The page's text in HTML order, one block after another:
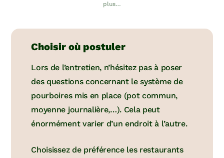
plus…
Choisir où postuler
Lors de l’entretien, n’hésitez pas à poser
des questions concernant le système de
pourboires mis en place (pot commun,
moyenne journalière,…). Cela peut
énormément varier d’un endroit à l’autre.
Choisissez de préférence les restaurants